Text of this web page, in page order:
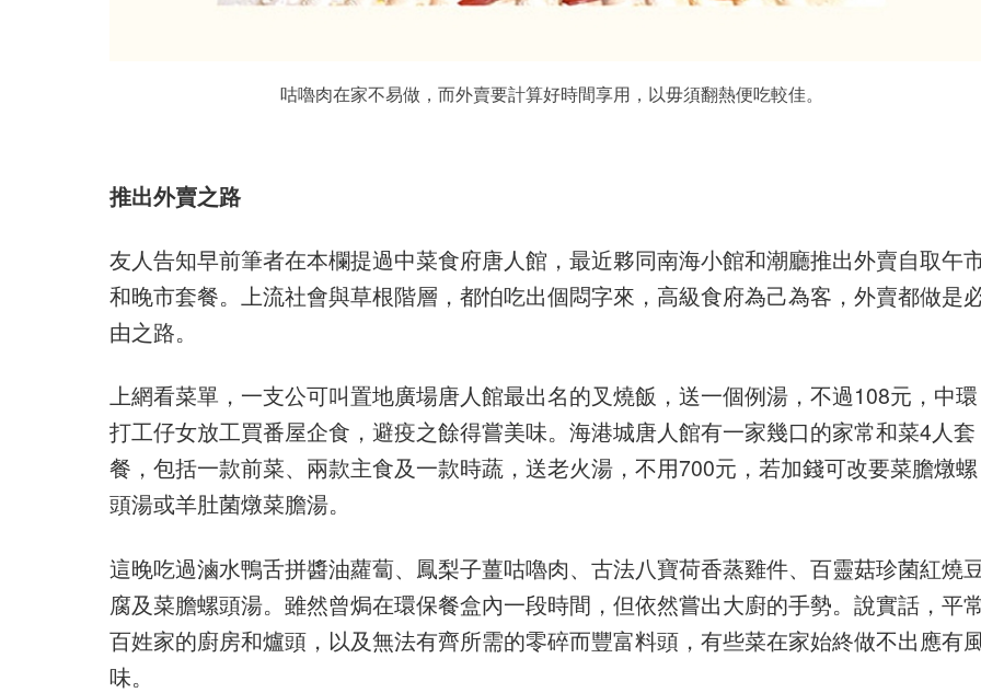
咕嚕肉在家不易做，而外賣要計算好時間享用，以毋須翻熱便吃較佳。
推出外賣之路
友人告知早前筆者在本欄提過中菜食府唐人館，最近夥同南海小館和潮廳推出外賣自取午
和晚市套餐。上流社會與草根階層，都怕吃出個悶字來，高級食府為己為客，外賣都做是
由之路。
上網看菜單，一支公可叫置地廣場唐人館最出名的叉燒飯，送一個例湯，不過108元，中環
打工仔女放工買番屋企食，避疫之餘得嘗美味。海港城唐人館有一家幾口的家常和菜4人套
餐，包括一款前菜、兩款主食及一款時蔬，送老火湯，不用700元，若加錢可改要菜膽燉螺
頭湯或羊肚菌燉菜膽湯。
這晚吃過滷水鴨舌拼醬油蘿蔔、鳳梨子薑咕嚕肉、古法八寶荷香蒸雞件、百靈菇珍菌紅燒
腐及菜膽螺頭湯。雖然曾焗在環保餐盒內一段時間，但依然嘗出大廚的手勢。說實話，平
百姓家的廚房和爐頭，以及無法有齊所需的零碎而豐富料頭，有些菜在家始終做不出應有
味。